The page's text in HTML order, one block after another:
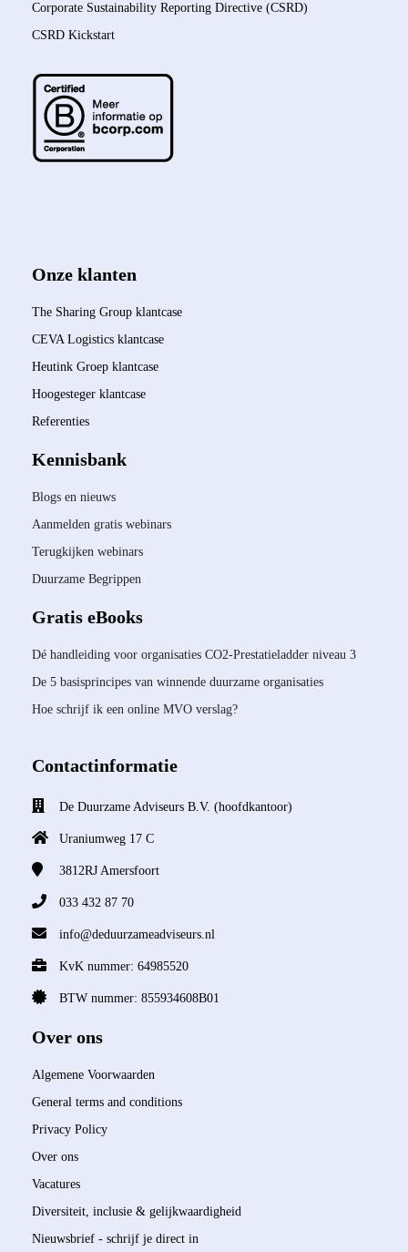
Corporate Sustainability Reporting Directive (CSRD)
CSRD Kickstart
Onze klanten
The Sharing Group klantcase
CEVA Logistics klantcase
Heutink Groep klantcase
Hoogesteger klantcase
Referenties
Kennisbank
Blogs en nieuws
Aanmelden gratis webinars
Terugkijken webinars
Duurzame Begrippen
Gratis eBooks
Dé handleiding voor organisaties CO2-Prestatieladder niveau 3
De 5 basisprincipes van winnende duurzame organisaties
Hoe schrijf ik een online MVO verslag?
Contactinformatie
De Duurzame Adviseurs B.V. (hoofdkantoor)
Uraniumweg 17 C
3812RJ Amersfoort
033 432 87 70
info@deduurzameadviseurs.nl
KvK nummer: 64985520
BTW nummer: 855934608B01
Over ons
Algemene Voorwaarden
General terms and conditions
Privacy Policy
Over ons
Vacatures
Diversiteit, inclusie & gelijkwaardigheid
Nieuwsbrief - schrijf je direct in